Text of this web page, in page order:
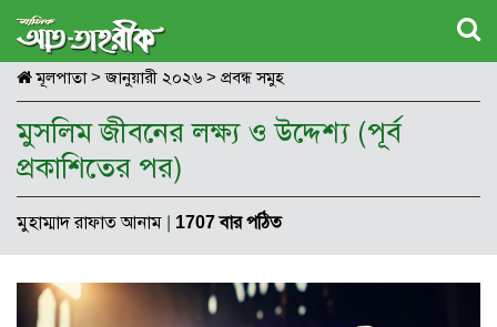
মূলপাতা> জানুয়ারী ২০২৬ > প্রবন্ধ সমুহ
মুসলিম জীবনের লক্ষ্য ও উদ্দেশ্য (পূর্ব
প্রকাশিতের পর)
মুহাম্মাদ রাফাত আনাম | 1707 বার পঠিত